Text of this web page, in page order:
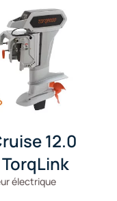
12.0
TorqLink
électrique